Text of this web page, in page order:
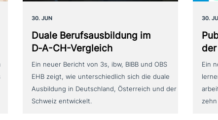
30. JUN
Duale Berufsausbildung im
D‑A-CH-Vergleich
Ein neuer Bericht von 3s, ibw, BIBB und OBS
EHB zeigt, wie unterschiedlich sich die duale
Ausbildung in Deutschland, Österreich und der
Schweiz entwickelt.
30.
Ein